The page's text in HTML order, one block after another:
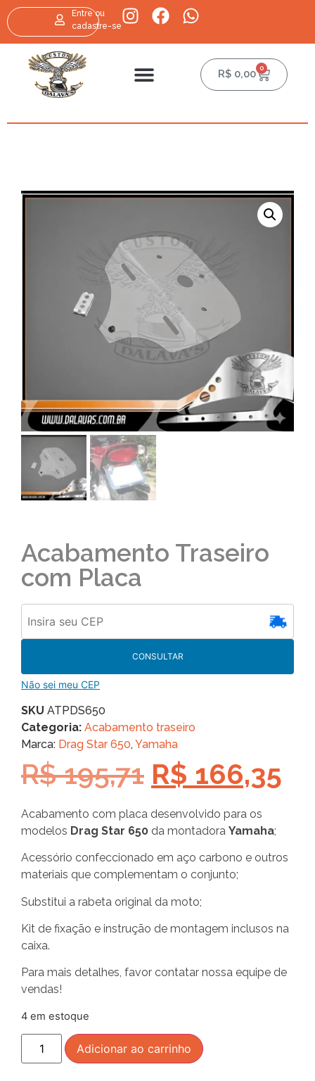
Entre ou
cadastre-se
R$ 0,00 0
Acabamento Traseiro
com Placa
CONSULTAR
Não sei meu CEP
SKU ATPDS650
Categoria: Acabamento traseiro
Marca: Drag Star 650,Yamaha
R$195,71 R$ 166,35
Acabamento com placa desenvolvido para os
modelos Drag Star 650 da montadora Yamaha;
Acessório confeccionado em aço carbono e outros
materiais que complementam o conjunto;
Substitui a rabeta original da moto;
Kit de fixação e instrução de montagem inclusos na
caixa.
Para mais detalhes, favor contatar nossa equipe de
vendas!
4 em estoque
Adicionar ao carrinho